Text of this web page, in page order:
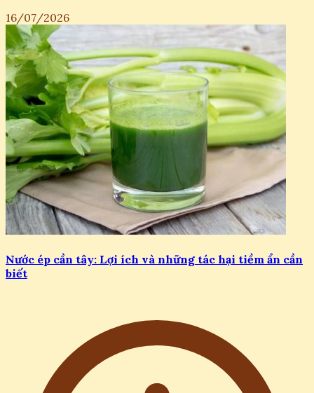
16/07/2026
Nước ép cần tây: Lợi ích và những tác hại tiềm ẩn cần
biết